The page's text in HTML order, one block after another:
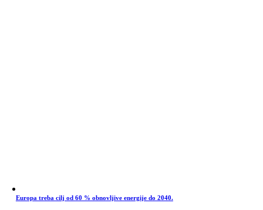
Europa treba cilj od 60 % obnovljive energije do 2040.